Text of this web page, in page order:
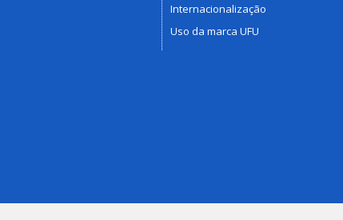
Internacionalização
Uso da marca UFU